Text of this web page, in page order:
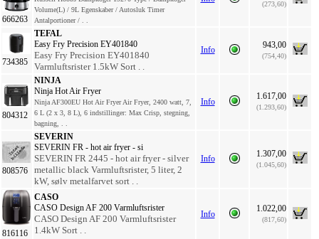
666263
Volume(L) / 9L Egenskaber / Autosluk Timer
Antalportioner / . .
(273,60)
734385
TEFAL
Easy Fry Precision EY401840
Easy Fry Precision EY401840
Varmluftsrister 1.5kW Sort . .
Info 943,00
(754,40)
804312
NINJA
Ninja Hot Air Fryer
Ninja AF300EU Hot Air Fryer Air Fryer, 2400 watt, 7,
6 L (2 x 3, 8 L), 6 indstillinger: Max Crisp, stegning,
bagning, . .
Info
1.617,00
(1.293,60)
808576
SEVERIN
SEVERIN FR - hot air fryer - si
SEVERIN FR 2445 - hot air fryer - silver
metallic black Varmluftsrister, 5 liter, 2
kW, sølv metalfarvet sort . .
Info 1.307,00
(1.045,60)
816116
CASO
CASO Design AF 200 Varmluftsrister
CASO Design AF 200 Varmluftsrister
1.4kW Sort . .
Info
1.022,00
(817,60)